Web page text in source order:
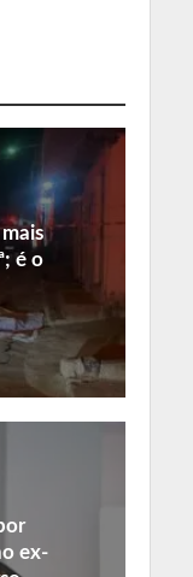
é o
ex-